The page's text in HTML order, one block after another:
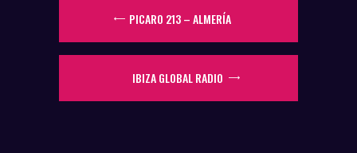
PICARO 213 – ALMERÍA
IBIZA GLOBAL RADIO